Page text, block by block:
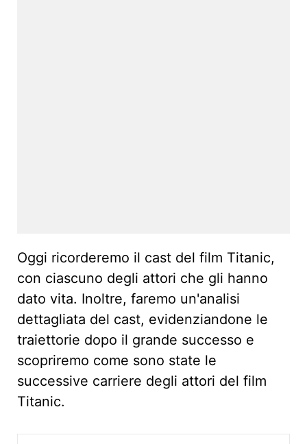
Oggi ricorderemo il cast del film Titanic,
con ciascuno degli attori che gli hanno
dato vita. Inoltre, faremo un'analisi
dettagliata del cast, evidenziandone le
traiettorie dopo il grande successo e
scopriremo come sono state le
successive carriere degli attori del film
Titanic.